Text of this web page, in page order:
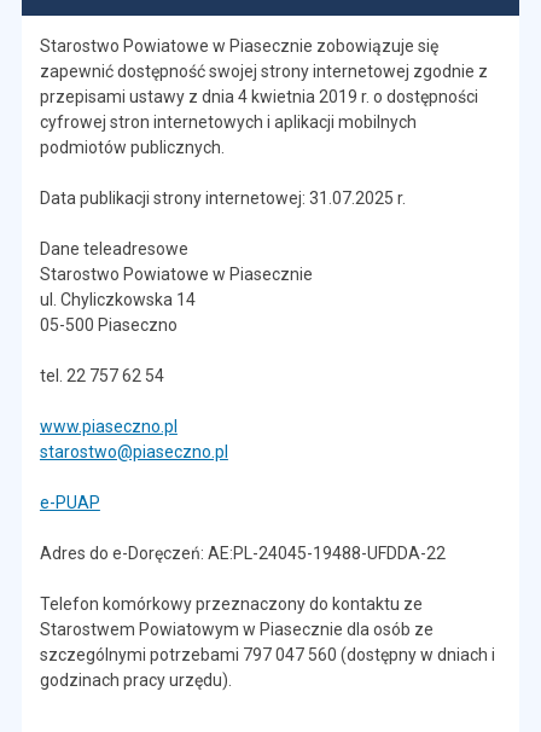
Starostwo Powiatowe w Piasecznie zobowiązuje się
zapewnić dostępność swojej strony internetowej zgodnie z
przepisami ustawy z dnia 4 kwietnia 2019 r. o dostępności
cyfrowej stron internetowych i aplikacji mobilnych
podmiotów publicznych.
Data publikacji strony internetowej: 31.07.2025 r.
Dane teleadresowe
Starostwo Powiatowe w Piasecznie
ul. Chyliczkowska 14
05-500 Piaseczno
tel. 22 757 62 54
www.piaseczno.pl
starostwo@piaseczno.pl
e-PUAP
Adres do e-Doręczeń: AE:PL-24045-19488-UFDDA-22
Telefon komórkowy przeznaczony do kontaktu ze
Starostwem Powiatowym w Piasecznie dla osób ze
szczególnymi potrzebami 797 047 560 (dostępny w dniach i
godzinach pracy urzędu).